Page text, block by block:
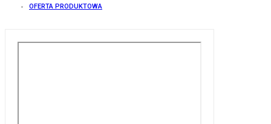
OFERTA PRODUKTOWA